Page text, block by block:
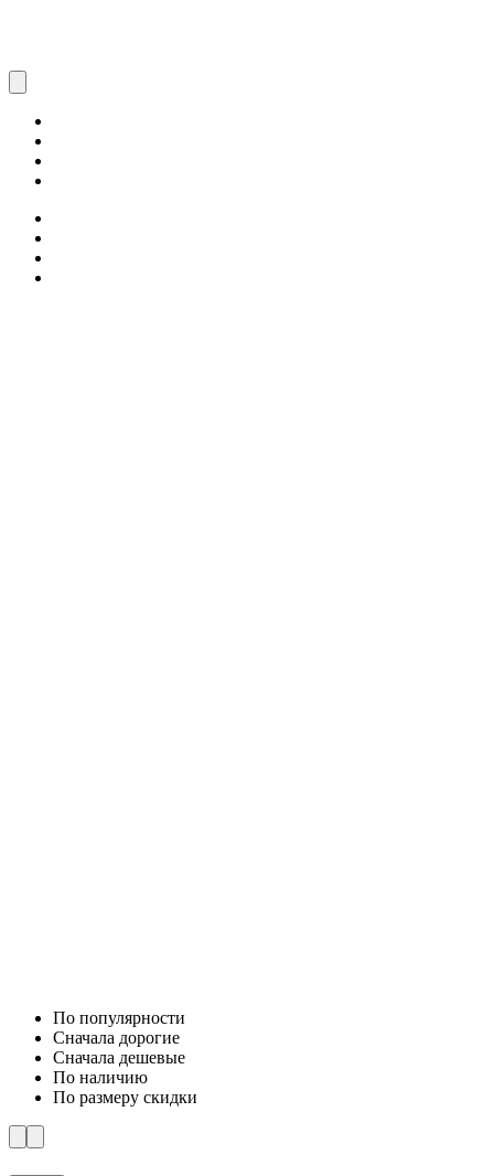
По популярности
Cначала дорогие
Cначала дешевые
По наличию
По размеру скидки